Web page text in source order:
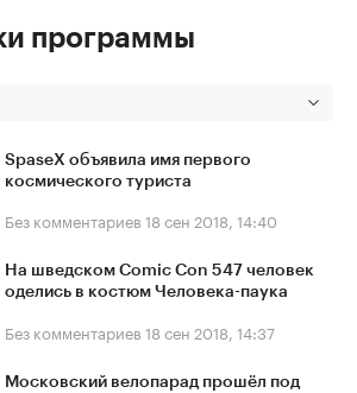
программы
SpaseX объявила имя первого
космического туриста
Без комментариев 18 сен 2018, 14:40
На шведском Comic Con 547 человек
оделись в костюм Человека-паука
Без комментариев 18 сен 2018, 14:37
Московский велопарад прошёл под